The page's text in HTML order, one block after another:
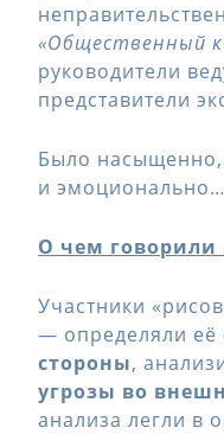
«Общественный
руководители
представители
Было
и эмоционально…
О чем говорили
Участники
— определяли её
стороны,
угрозы во
анализа легли в